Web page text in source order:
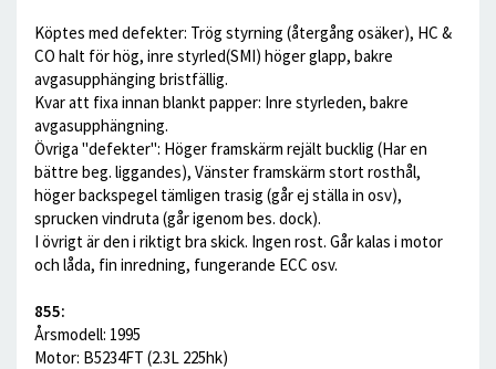
Köptes med defekter: Trög styrning (återgång osäker), HC &
CO halt för hög, inre styrled(SMI) höger glapp, bakre
avgasupphänging bristfällig.
Kvar att fixa innan blankt papper: Inre styrleden, bakre
avgasupphängning.
Övriga "defekter": Höger framskärm rejält bucklig (Har en
bättre beg. liggandes), Vänster framskärm stort rosthål,
höger backspegel tämligen trasig (går ej ställa in osv),
sprucken vindruta (går igenom bes. dock).
I övrigt är den i riktigt bra skick. Ingen rost. Går kalas i motor
och låda, fin inredning, fungerande ECC osv.
855:
Årsmodell: 1995
Motor: B5234FT (2.3L 225hk)